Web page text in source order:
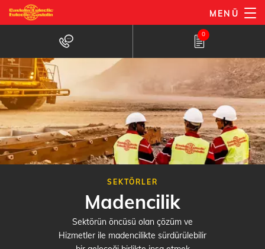
Ana
içeriğe
MENÜ
0
SEKTÖRLER
Madencilik
Sektörün öncüsü olan çözüm ve
Hizmetler ile madencilikte sürdürülebilir